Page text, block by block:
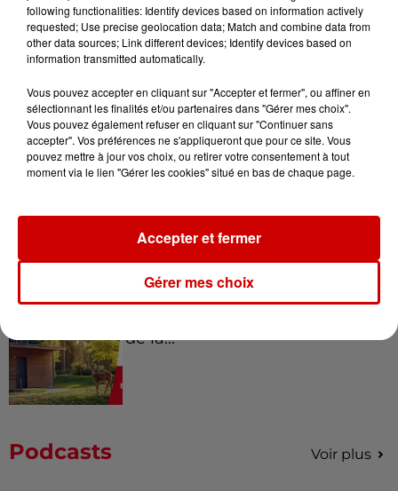
Gagnez vos places pour le
à Coulon !
Le Duel - Gagnez vos entrées
choix !
Destination Vacances - Gagnez
de la...
Podcasts Voir plus
following functionalities: Identify devices based on information actively
requested; Use precise geolocation data; Match and combine data from
other data sources; Link different devices; Identify devices based on
information transmitted automatically.
Vous pouvez accepter en cliquant sur "Accepter et fermer", ou affiner en
sélectionnant les finalités et/ou partenaires dans "Gérer mes choix".
Vous pouvez également refuser en cliquant sur "Continuer sans
accepter". Vos préférences ne s'appliqueront que pour ce site. Vous
pouvez mettre à jour vos choix, ou retirer votre consentement à tout
moment via le lien "Gérer les cookies" situé en bas de chaque page.
Gérer mes choix
Accepter et fermer